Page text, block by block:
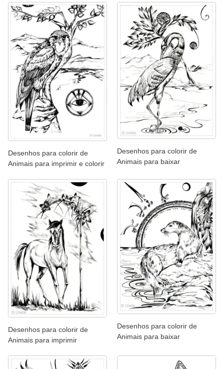
Desenhos para colorir de
Animais para imprimir e colorir
Desenhos para colorir de
Animais para baixar
Desenhos para colorir de
Animais para imprimir
Desenhos para colorir de
Animais para baixar